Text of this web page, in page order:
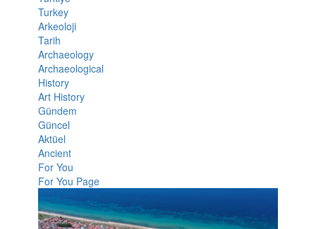
Turkey
Arkeoloji
Tarih
Archaeology
Archaeological
History
Art History
Gündem
Güncel
Aktüel
Ancient
For You
For You Page